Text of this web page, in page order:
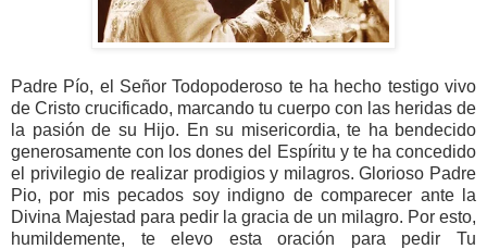
Padre Pío, el Señor Todopoderoso te ha hecho testigo vivo
de Cristo crucificado, marcando tu cuerpo con las heridas de
la pasión de su Hijo. En su misericordia, te ha bendecido
generosamente con los dones del Espíritu y te ha concedido
el privilegio de realizar prodigios y milagros. Glorioso Padre
Pio, por mis pecados soy indigno de comparecer ante la
Divina Majestad para pedir la gracia de un milagro. Por esto,
humildemente, te elevo esta oración para pedir Tu